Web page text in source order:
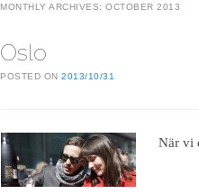
MONTHLY ARCHIVES: OCTOBER 2013
Oslo
POSTED ON 2013/10/31
När vi